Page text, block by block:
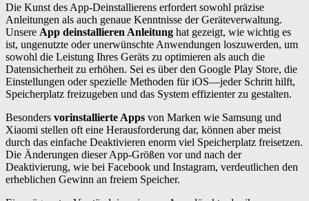
Die Kunst des App-Deinstallierens erfordert sowohl präzise
Anleitungen als auch genaue Kenntnisse der Geräteverwaltung.
Unsere App deinstallieren Anleitung hat gezeigt, wie wichtig es
ist, ungenutzte oder unerwünschte Anwendungen loszuwerden, um
sowohl die Leistung Ihres Geräts zu optimieren als auch die
Datensicherheit zu erhöhen. Sei es über den Google Play Store, die
Einstellungen oder spezielle Methoden für iOS—jeder Schritt hilft,
Speicherplatz freizugeben und das System effizienter zu gestalten.
Besonders vorinstallierte Apps von Marken wie Samsung und
Xiaomi stellen oft eine Herausforderung dar, können aber meist
durch das einfache Deaktivieren enorm viel Speicherplatz freisetzen.
Die Änderungen dieser App-Größen vor und nach der
Deaktivierung, wie bei Facebook und Instagram, verdeutlichen den
erheblichen Gewinn an freiem Speicher.